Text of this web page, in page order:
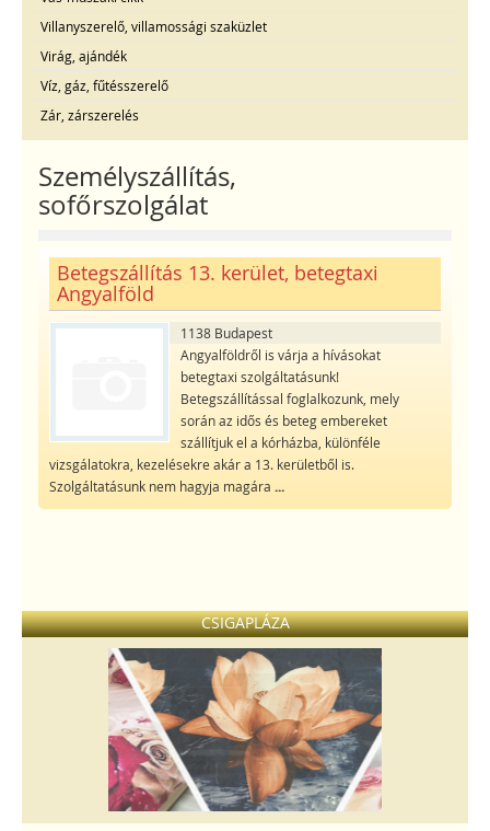
Villanyszerelő, villamossági szaküzlet
Virág, ajándék
Víz, gáz, fűtésszerelő
Zár, zárszerelés
Személyszállítás,
sofőrszolgálat
Betegszállítás 13. kerület, betegtaxi
Angyalföld
1138 Budapest
Angyalföldről is várja a hívásokat
betegtaxi szolgáltatásunk!
Betegszállítással foglalkozunk, mely
során az idős és beteg embereket
szállítjuk el a kórházba, különféle
vizsgálatokra, kezelésekre akár a 13. kerületből is.
Szolgáltatásunk nem hagyja magára ...
CSIGAPLÁZA
Sherpa takarók